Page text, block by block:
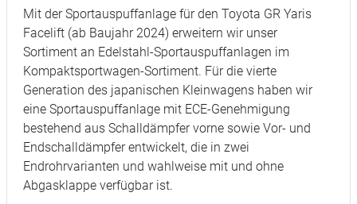
Mit der Sportauspuffanlage für den Toyota GR Yaris
Facelift (ab Baujahr 2024) erweitern wir unser
Sortiment an Edelstahl-Sportauspuffanlagen im
Kompaktsportwagen-Sortiment. Für die vierte
Generation des japanischen Kleinwagens haben wir
eine Sportauspuffanlage mit ECE-Genehmigung
bestehend aus Schalldämpfer vorne sowie Vor- und
Endschalldämpfer entwickelt, die in zwei
Endrohrvarianten und wahlweise mit und ohne
Abgasklappe verfügbar ist.